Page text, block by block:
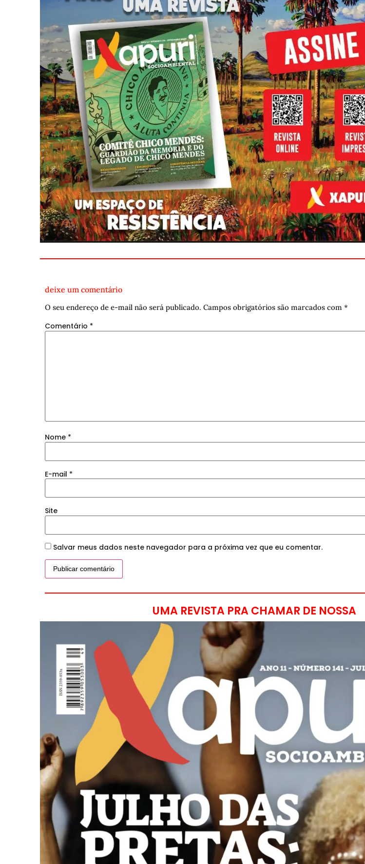
deixe um comentário
O seu endereço de e-mail não será publicado. Campos obrigatórios são marcados com *
Comentário *
Nome *
E-mail *
Site
Salvar meus dados neste navegador para a próxima vez que eu comentar.
UMA REVISTA PRA CHAMAR DE NOSSA